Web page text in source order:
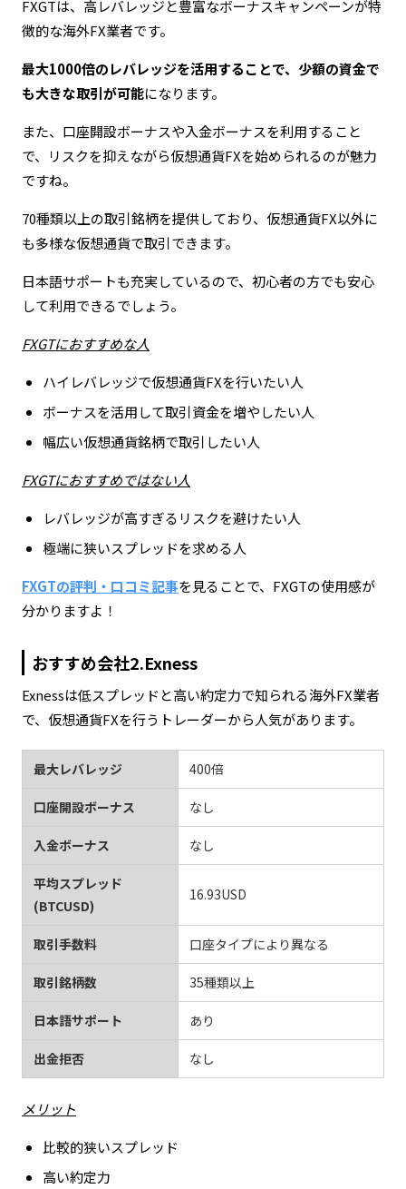
FXGTは、高レバレッジと豊富なボーナスキャンペーンが特
徴的な海外FX業者です。
最大1000倍のレバレッジを活用することで、少額の資金で
も大きな取引が可能になります。
また、口座開設ボーナスや入金ボーナスを利用すること
で、リスクを抑えながら仮想通貨FXを始められるのが魅力
ですね。
70種類以上の取引銘柄を提供しており、仮想通貨FX以外に
も多様な仮想通貨で取引できます。
日本語サポートも充実しているので、初心者の方でも安心
して利用できるでしょう。
FXGTにおすすめな人
ハイレバレッジで仮想通貨FXを行いたい人
ボーナスを活用して取引資金を増やしたい人
幅広い仮想通貨銘柄で取引したい人
FXGTにおすすめではない人
レバレッジが高すぎるリスクを避けたい人
極端に狭いスプレッドを求める人
FXGTの評判・口コミ記事を見ることで、FXGTの使用感が
分かりますよ！
おすすめ会社2.Exness
Exnessは低スプレッドと高い約定力で知られる海外FX業者
で、仮想通貨FXを行うトレーダーから人気があります。
最大レバレッジ 400倍
口座開設ボーナス なし
入金ボーナス なし
平均スプレッド
(BTCUSD)
16.93USD
取引手数料 口座タイプにより異なる
取引銘柄数 35種類以上
日本語サポート あり
出金拒否 なし
メリット
比較的狭いスプレッド
高い約定力